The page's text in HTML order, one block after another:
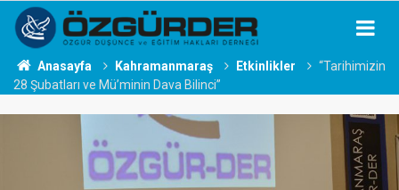
Anasayfa Kahramanmaraş Etkinlikler
“Tarihimizin
28 Şubatları ve Mü’minin Dava Bilinci”